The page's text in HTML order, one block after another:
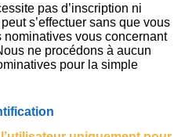
pas d’inscription ni
s’effectuer sans que vous
vous concernant
ne procédons à aucun
pour la simple